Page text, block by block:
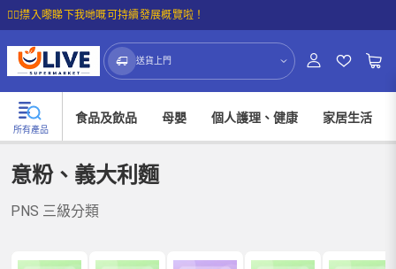
☝🏼㩒入嚟睇下我哋嘅可持續發展概覽啦！
送貨上門
所有產品
食品及飲品 母嬰 個人護理、健康 家居生活
意粉、義大利麵
PNS 三級分類